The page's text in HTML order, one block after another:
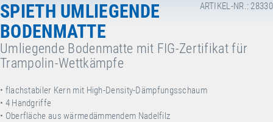
ARTIKEL-NR.: 28330
SPIETH UMLIEGENDE
BODENMATTE
Umliegende Bodenmatte mit FIG-Zertifikat für
Trampolin-Wettkämpfe
• flachstabiler Kern mit High-Density-Dämpfungsschaum
• 4 Handgriffe
• Oberfläche aus wärmedämmendem Nadelfilz